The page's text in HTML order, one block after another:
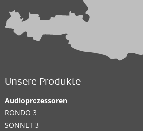
Unsere Produkte
Audioprozessoren
RONDO 3
SONNET 3